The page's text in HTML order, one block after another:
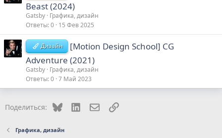
Beast (2024)
Gatsby Графика, дизайн
Ответы 0 15 Фев 2025
Дизайн
[Motion Design School] CG
Adventure (2021)
Gatsby Графика, дизайн
Ответы 0 7 Май 2023
Поделиться: Bluesky LinkedInЭлектронная почта
Ссылка
Графика, дизайн